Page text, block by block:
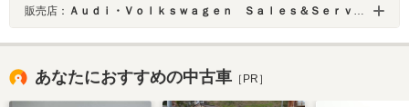
販売店： Ａｕｄｉ・Ｖｏｌｋｓｗａｇｅｎ Ｓａｌｅｓ＆Ｓｅｒｖｉｃｅ 株式会社ユーロマチック
あなたにおすすめの中古車 ［PR］